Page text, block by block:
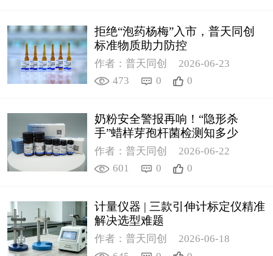
拒绝“泡药杨梅”入市，普天同创
标准物质助力防控
作者：普天同创
2026-06-23
473
0 0
奶粉安全警报再响！“隐形杀
手”蜡样芽孢杆菌检测知多少
作者：普天同创
2026-06-22
601
0 0
计量仪器 | 三款引伸计标定仪精准
解决选型难题
作者：普天同创
2026-06-18